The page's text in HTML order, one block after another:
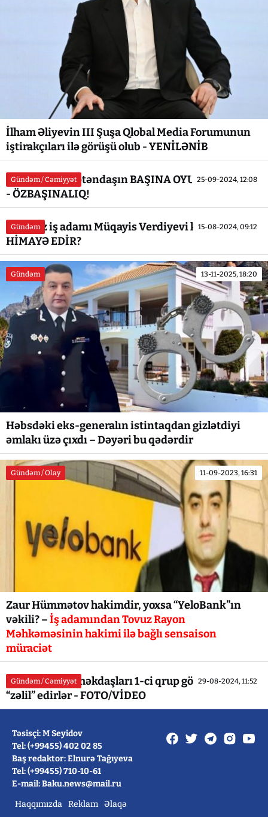
İlham Əliyevin III Şuşa Qlobal Media Forumunun
iştirakçıları ilə görüşü olub - YENİLƏNİB
Gündəm / Cəmiyyət 25-09-2024, 12:08
Kürdəmirdə vətəndaşın BAŞINA OYUN AÇIRLAR...
- ÖZBAŞINALIQ!
Gündəm 15-08-2024, 09:12
Dələduz iş adamı Müqayis Verdiyevi kimlər
HİMAYƏ EDİR?
Gündəm 13-11-2025, 18:20
Həbsdəki eks-generalın istintaqdan gizlətdiyi
əmlakı üzə çıxdı – Dəyəri bu qədərdir
Gündəm / Olay 11-09-2023, 16:31
Zaur Hümmətov hakimdir, yoxsa “YeloBank”ın
vəkili? –İş adamından Tovuz Rayon
Məhkəməsinin hakimi ilə bağlı sensaison
müraciət
Gündəm / Cəmiyyət 29-08-2024, 11:52
ƏƏSMN-nin əməkdaşları 1-ci qrup gözdən əlili
“zəlil” edirlər - FOTO/VİDEO
Təsisçi: M Seyidov
Tel: (+99455) 402 02 85
Baş redaktor: Elnurə Tağıyeva
Tel: (+99455) 710-10-61
E-mail: Baku.news@mail.ru
Haqqımızda Reklam Əlaqə